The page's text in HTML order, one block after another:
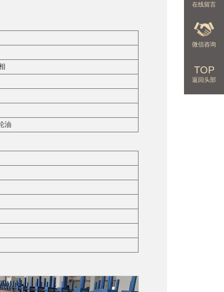
在线留言
微信咨询
TOP
返回头部
油